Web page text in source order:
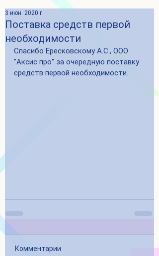
Поставка средств первой
необходимости
3 июн. 2020 г.
Спасибо Ересковскому А.С., ООО
"Аксис про" за очередную поставку
средств первой необходимости.
Комментарии